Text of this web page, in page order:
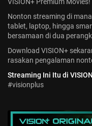
Nonton streaming di
tablet, laptop, hingga
bersamaan di dua
Download VISION+
rasakan pengalaman
Streaming Ini Itu di
#visionplus